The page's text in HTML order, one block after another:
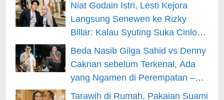
Niat Godain Istri, Lesti Kejora
Langsung Senewen ke Rizky
Billar: Kalau Syuting Suka Cinlok?
– Berita Hiburan
Beda Nasib Gilga Sahid vs Denny
Caknan sebelum Terkenal, Ada
yang Ngamen di Perempatan –
Berita Hiburan
Tarawih di Rumah, Pakaian Suami